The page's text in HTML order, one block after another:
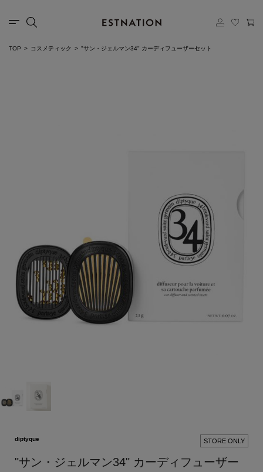
TOP コスメティック "サン・ジェルマン34" カーディフューザーセット
diptyque STORE ONLY
"サン・ジェルマン34" カーディフューザー